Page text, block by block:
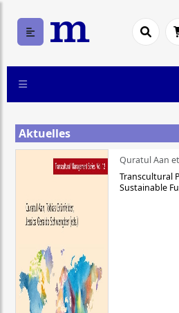
Aktuelles
Quratul Aan
Transcultural
Sustainable